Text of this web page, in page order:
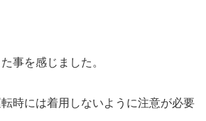
事を感じました。
時には着用しないように注意が必要